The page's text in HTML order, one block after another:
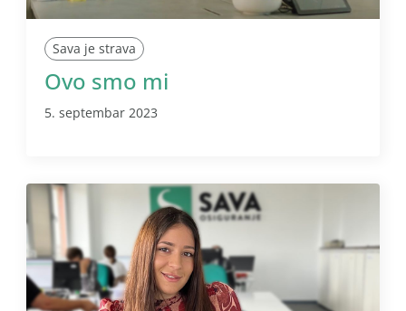
Sava je strava
Ovo smo mi
5. septembar 2023